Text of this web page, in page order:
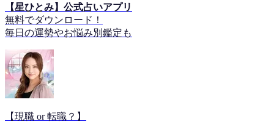
【星ひとみ】公式占いアプリ
無料でダウンロード！
毎日の運勢やお悩み別鑑定も
【現職 or 転職？】